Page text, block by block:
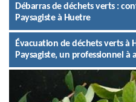
Débarras de déchets verts :
Paysagiste à Huetre
Évacuation de déchets verts à
Paysagiste, un professionnel à